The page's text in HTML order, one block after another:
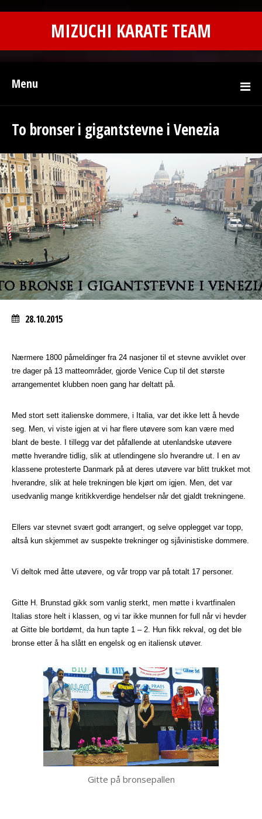
MIZUCHI KARATE TEAM
Menu
To bronser i gigantstevne i Venezia
28.10.2015
Nærmere 1800 påmeldinger fra 24 nasjoner til et stevne avviklet over
tre dager på 13 matteområder, gjorde Venice Cup til det største
arrangementet klubben noen gang har deltatt på.
Med stort sett italienske dommere, i Italia, var det ikke lett å hevde
seg. Men, vi viste igjen at vi har flere utøvere som kan være med
blant de beste. I tillegg var det påfallende at utenlandske utøvere
møtte hverandre tidlig, slik at utlendingene slo hverandre ut. I en av
klassene protesterte Danmark på at deres utøvere var blitt trukket mot
hverandre, slik at hele trekningen ble kjørt om igjen. Men, det var
usedvanlig mange kritikkverdige hendelser når det gjaldt trekningene.
Ellers var stevnet svært godt arrangert, og selve opplegget var topp,
altså kun skjemmet av suspekte trekninger og sjåvinistiske dommere.
Vi deltok med åtte utøvere, og vår tropp var på totalt 17 personer.
Gitte H. Brunstad gikk som vanlig sterkt, men møtte i kvartfinalen
Italias store helt i klassen, og vi tar ikke munnen for full når vi hevder
at Gitte ble bortdømt, da hun tapte 1 – 2. Hun fikk rekval, og det ble
bronse etter å ha slått en engelsk og en italiensk utøver.
Gitte på bronsepallen